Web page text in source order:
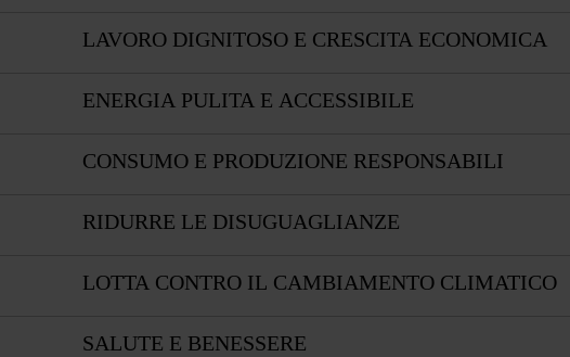
LAVORO DIGNITOSO E CRESCITA ECONOMICA
ENERGIA PULITA E ACCESSIBILE
CONSUMO E PRODUZIONE RESPONSABILI
RIDURRE LE DISUGUAGLIANZE
LOTTA CONTRO IL CAMBIAMENTO CLIMATICO
SALUTE E BENESSERE